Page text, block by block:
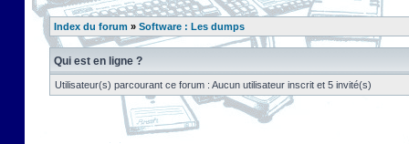
Index du forum » Software : Les dumps
Qui est en ligne ?
Utilisateur(s) parcourant ce forum : Aucun utilisateur inscrit et 5 invité(s)